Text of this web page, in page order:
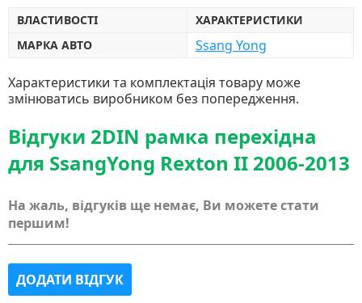
ВЛАСТИВОСТІ
ХАРАКТЕРИСТИКИ
МАРКА АВТО
Ssang Yong
Характеристики та комплектація товару може
змінюватись виробником без попередження.
Відгуки 2DIN рамка перехідна
для SsangYong Rexton II 2006-2013
На жаль, відгуків ще немає, Ви можете стати
першим!
ДОДАТИ ВІДГУК